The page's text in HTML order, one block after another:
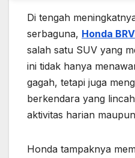
Di tengah
serbaguna, Honda
salah satu SUV yang
ini tidak hanya
gagah, tetapi juga
berkendara yang
aktivitas harian
Honda tampaknya